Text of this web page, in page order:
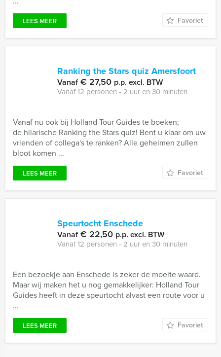
LEES MEER Favoriet
Ranking the Stars quiz Amersfoort
Vanaf€ 27,50 p.p. excl. BTW
Vanaf 12 personen ‐ 2 uur en 30 minuten
Vanaf nu ook bij Holland Tour Guides te boeken;
de hilarische Ranking the Stars quiz! Bent u klaar om uw
vrienden of collega's te ranken? Alle geheimen zullen
bloot komen ...
LEES MEER Favoriet
Speurtocht Enschede
Vanaf€ 22,50 p.p. excl. BTW
Vanaf 12 personen ‐ 2 uur en 30 minuten
Een bezoekje aan Enschede is zeker de moeite waard.
Maar wij maken het u nog gemakkelijker: Holland Tour
Guides heeft in deze speurtocht alvast een route voor u
...
LEES MEER Favoriet